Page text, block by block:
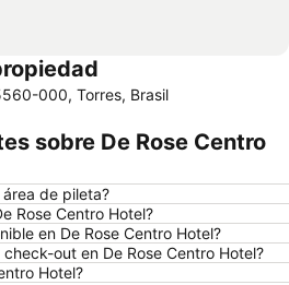
000, Torres, Brasil
sobre De Rose Centro
área de pileta?
Rose Centro Hotel?
en De Rose Centro Hotel?
out en De Rose Centro Hotel?
Hotel?